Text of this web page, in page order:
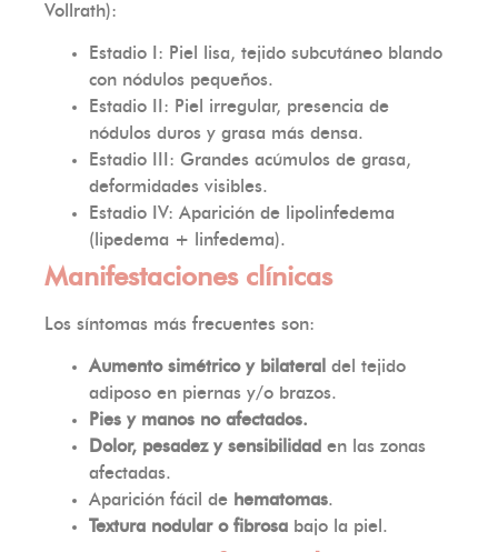
Vollrath):
Estadio I: Piel lisa, tejido subcutáneo blando
con nódulos pequeños.
Estadio II: Piel irregular, presencia de
nódulos duros y grasa más densa.
Estadio III: Grandes acúmulos de grasa,
deformidades visibles.
Estadio IV: Aparición de lipolinfedema
(lipedema + linfedema).
Manifestaciones clínicas
Los síntomas más frecuentes son:
Aumento simétrico y bilateral del tejido
adiposo en piernas y/o brazos.
Pies y manos no afectados.
Dolor, pesadez y sensibilidad en las zonas
afectadas.
Aparición fácil de hematomas.
Textura nodular o fibrosa bajo la piel.